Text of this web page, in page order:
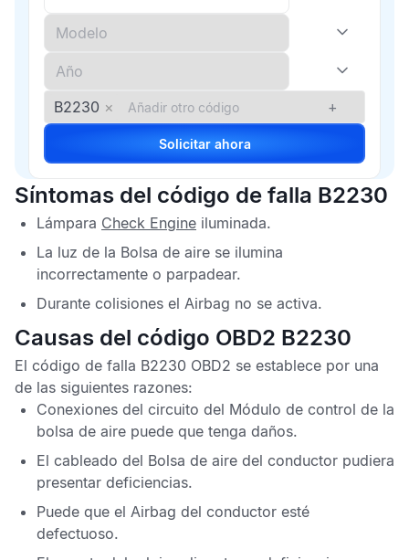
B2230 × +
Solicitar ahora
Síntomas del código de falla B2230
Lámpara Check Engine iluminada.
La luz de la Bolsa de aire se ilumina
incorrectamente o parpadear.
Durante colisiones el Airbag no se activa.
Causas del código OBD2 B2230
El código de falla B2230 OBD2 se establece por una
de las siguientes razones:
Conexiones del circuito del Módulo de control de la
bolsa de aire puede que tenga daños.
El cableado del Bolsa de aire del conductor pudiera
presentar deficiencias.
Puede que el Airbag del conductor esté
defectuoso.